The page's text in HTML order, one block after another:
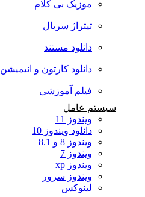
موزیک بی کلام
تیتراژ سریال
دانلود مستند
دانلود کارتون و انیمیشن
فیلم آموزشی
سیستم عامل
ویندوز 11
دانلود ویندوز 10
ویندوز 8 و 8.1
ویندوز 7
ویندوز xp
ویندوز سرور
لینوکس